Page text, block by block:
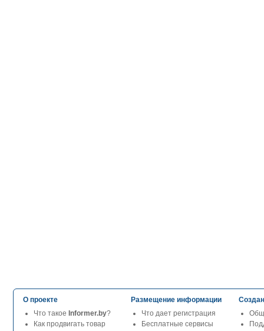
О проекте
Что такое Informer.by?
Как продвигать товар
Размещение информации
Что дает регистрация
Бесплатные сервисы